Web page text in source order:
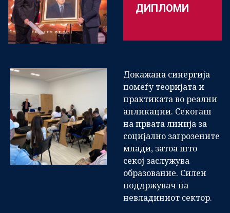
ДИПЛОМИ
Докажана синергија
помеѓу теоријата и
практиката во реални
апликации. Секогаш
на првата линија за
социјално загрозените
млади, затоа што
секој заслужува
образование. Силен
поддржувач на
невладиниот сектор.